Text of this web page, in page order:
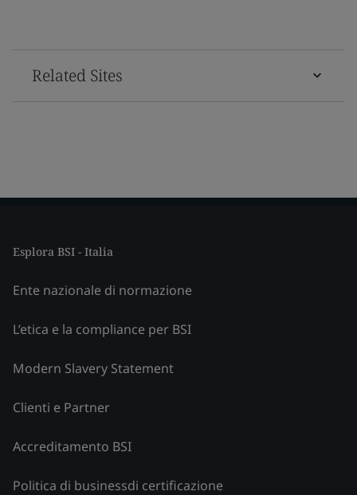
Related Sites
Esplora BSI - Italia
Ente nazionale di normazione
L’etica e la compliance per BSI
Modern Slavery Statement
Clienti e Partner
Accreditamento BSI
Politica di businessdi certificazione